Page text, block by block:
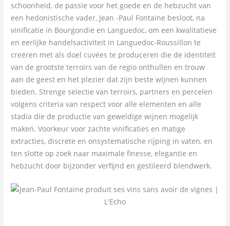
schoonheid, de passie voor het goede en de hebzucht van
een hedonistische vader, Jean -Paul Fontaine besloot, na
vinificatie in Bourgondië en Languedoc, om een ​​kwalitatieve
en eerlijke handelsactiviteit in Languedoc-Roussillon te
creëren met als doel cuvées te produceren die de identiteit
van de grootste terroirs van de regio onthullen en trouw
aan de geest en het plezier dat zijn beste wijnen kunnen
bieden. Strenge selectie van terroirs, partners en percelen
volgens criteria van respect voor alle elementen en alle
stadia die de productie van geweldige wijnen mogelijk
maken. Voorkeur voor zachte vinificaties en matige
extracties, discrete en onsystematische rijping in vaten, en
ten slotte op zoek naar maximale finesse, elegantie en
hebzucht door bijzonder verfijnd en gestileerd blendwerk.